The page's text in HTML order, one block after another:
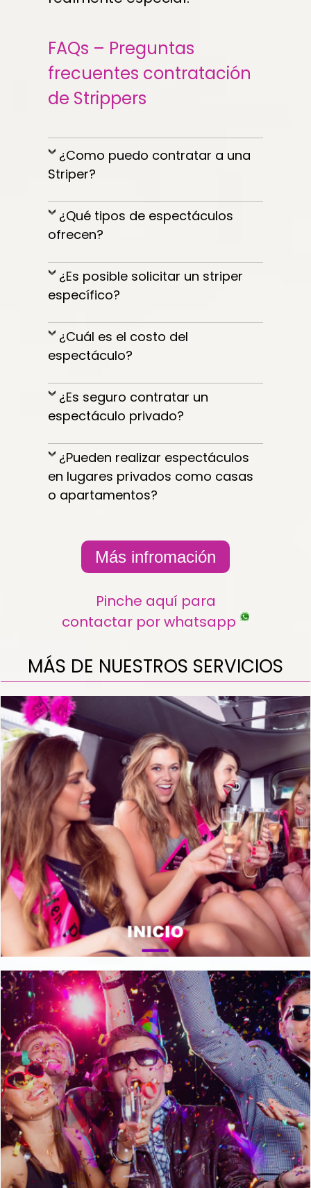
FAQs – Preguntas
frecuentes contratación
de Strippers
¿Como puedo contratar a una
Striper?
¿Qué tipos de espectáculos
ofrecen?
¿Es posible solicitar un striper
específico?
¿Cuál es el costo del
espectáculo?
¿Es seguro contratar un
espectáculo privado?
¿Pueden realizar espectáculos
en lugares privados como casas
o apartamentos?
Más infromación
Pinche aquí para
contactar por whatsapp
MÁS DE NUESTROS SERVICIOS